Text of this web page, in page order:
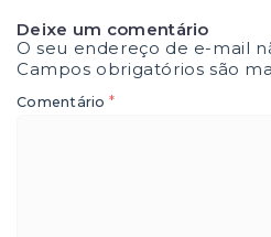
Deixe um comentário
O seu endereço de e-mail
Campos obrigatórios são
Comentário *